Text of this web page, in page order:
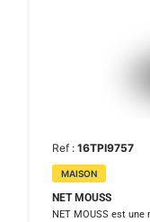
Ref : 16TPI9757
MAISON
NET MOUSS
NET MOUSS est